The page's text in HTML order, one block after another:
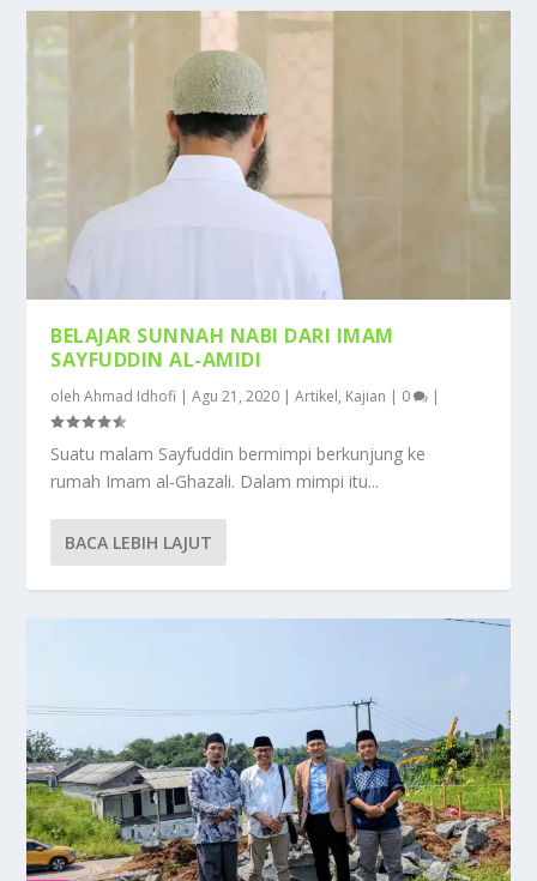
BELAJAR SUNNAH NABI DARI IMAM
SAYFUDDIN AL-AMIDI
olehAhmad Idhofi |Agu 21, 2020 |Artikel, Kajian | 0 |
Suatu malam Sayfuddin bermimpi berkunjung ke
rumah Imam al-Ghazali. Dalam mimpi itu...
BACA LEBIH LAJUT